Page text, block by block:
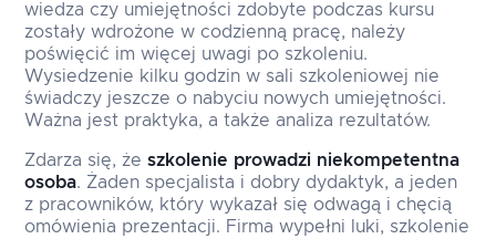
wiedza czy umiejętności zdobyte podczas kursu
zostały wdrożone w codzienną pracę, należy
poświęcić im więcej uwagi po szkoleniu.
Wysiedzenie kilku godzin w sali szkoleniowej nie
świadczy jeszcze o nabyciu nowych umiejętności.
Ważna jest praktyka, a także analiza rezultatów.
Zdarza się, żeszkolenie prowadzi niekompetentna
osoba. Żaden specjalista i dobry dydaktyk, a jeden
z pracowników, który wykazał się odwagą i chęcią
omówienia prezentacji. Firma wypełni luki, szkolenie